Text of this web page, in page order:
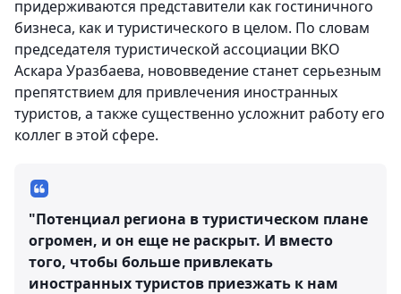
придерживаются представители как гостиничного
бизнеса, как и туристического в целом. По словам
председателя туристической ассоциации ВКО
Аскара Уразбаева, нововведение станет серьезным
препятствием для привлечения иностранных
туристов, а также существенно усложнит работу его
коллег в этой сфере.
"Потенциал региона в туристическом плане
огромен, и он еще не раскрыт. И вместо
того, чтобы больше привлекать
иностранных туристов приезжать к нам